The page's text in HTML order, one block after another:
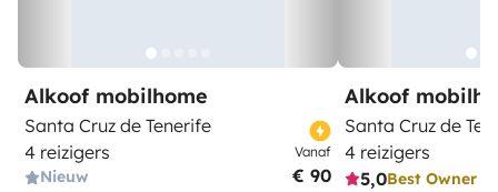
Alkoof mobilhome
Santa Cruz de Tenerife
4 reizigers
Nieuw
Vanaf
€ 90
Alkoof
Santa Cruz de
4 reizigers
5,0Best Owner